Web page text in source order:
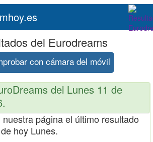
del Eurodreams
con cámara del móvil
del Lunes 11 de
página el último resultado
hoy Lunes.